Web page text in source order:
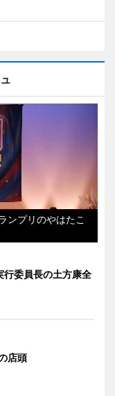
ンプリのやはたこ
委員長の土方康全
店頭